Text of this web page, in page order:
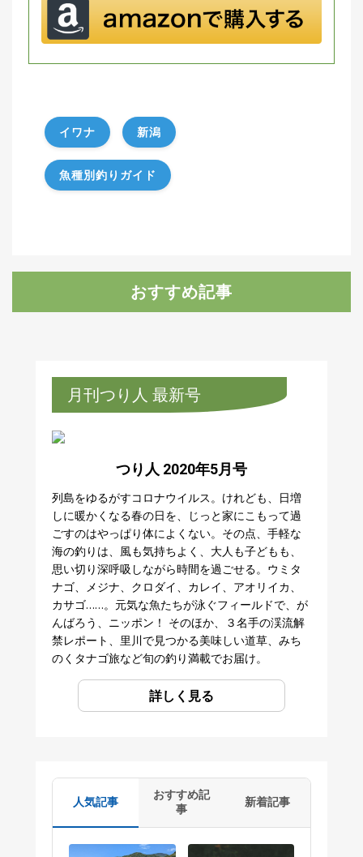
イワナ 新潟
魚種別釣りガイド
おすすめ記事
月刊つり人 最新号
つり人 2020年5月号
列島をゆるがすコロナウイルス。けれども、日増
しに暖かくなる春の日を、じっと家にこもって過
ごすのはやっぱり体によくない。その点、手軽な
海の釣りは、風も気持ちよく、大人も子どもも、
思い切り深呼吸しながら時間を過ごせる。ウミタ
ナゴ、メジナ、クロダイ、カレイ、アオリイカ、
カサゴ……。元気な魚たちが泳ぐフィールドで、が
んばろう、ニッポン！ そのほか、３名手の渓流解
禁レポート、里川で見つかる美味しい道草、みち
のくタナゴ旅など旬の釣り満載でお届け。
詳しく見る
人気記事
おすすめ記
事
新着記事